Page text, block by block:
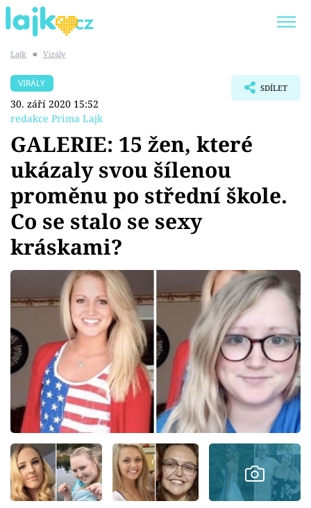
SHOPAHOLICADEL
Témata
Showbyznys
Youtubeři
Sex a vztahy
Videa
Sledujte prima+
Přihlášení
Sledujte nás
Lajk ■ Virály
VIRÁLY
30. září 2020 15:52
redakce Prima Lajk
SDÍLET
GALERIE: 15 žen, které
ukázaly svou šílenou
proměnu po střední škole.
Co se stalo se sexy
kráskami?